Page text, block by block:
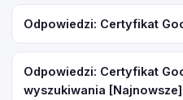
Odpowiedzi: Certyfikat
Odpowiedzi: Certyfikat
wyszukiwania [Najnowsze]